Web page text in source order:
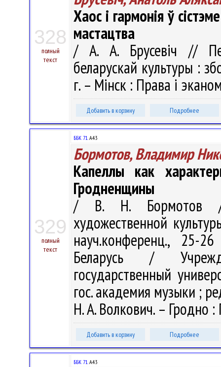
328
полный
текст
Хаос і гармонія ў
мастацтва
/ А. А. Брусевіч //
беларускай культуры :
г. – Мінск : Права i
Добавить в корзину Подробнее
329
полный
текст
ББК 71.А43
Бормотов, Владимир
Капеллы как
Гродненщины
/ В. Н. Бормотов //
художественной
науч.конференц., 25-
Беларусь /
государственный
гос. академия музыки ;
Н. А. Волкович. – Гродно
Добавить в корзину Подробнее
ББК 71.А43